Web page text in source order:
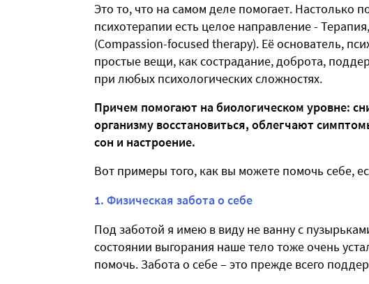
Это то, что на самом деле помогает. Настолько
психотерапии есть целое направление -
(Compassion-focused therapy). Её основатель,
простые вещи, как сострадание, доброта,
при любых психологических сложностях.
Причем помогают на биологическом уровне:
организму восстановиться, облегчают
сон и настроение.
Вот примеры того, как вы можете помочь себе,
1. Физическая забота о себе
Под заботой я имею в виду не ванну с
состоянии выгорания наше тело тоже очень
помочь. Забота о себе – это прежде всего